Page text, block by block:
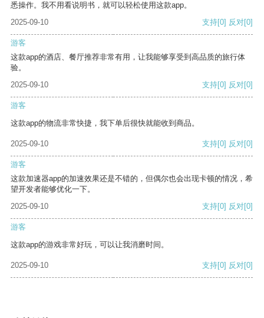
悉操作。我不用看说明书，就可以轻松使用这款app。
2025-09-10
支持[0] 反对[0]
游客
这款app的酒店、餐厅推荐非常有用，让我能够享受到高品质的旅行体
验。
2025-09-10
支持[0] 反对[0]
游客
这款app的物流非常快捷，我下单后很快就能收到商品。
2025-09-10 支持[0] 反对[0]
游客
这款加速器app的加速效果还是不错的，但偶尔也会出现卡顿的情况，希
望开发者能够优化一下。
2025-09-10
支持[0] 反对[0]
游客
这款app的游戏非常好玩，可以让我消磨时间。
2025-09-10 支持[0] 反对[0]